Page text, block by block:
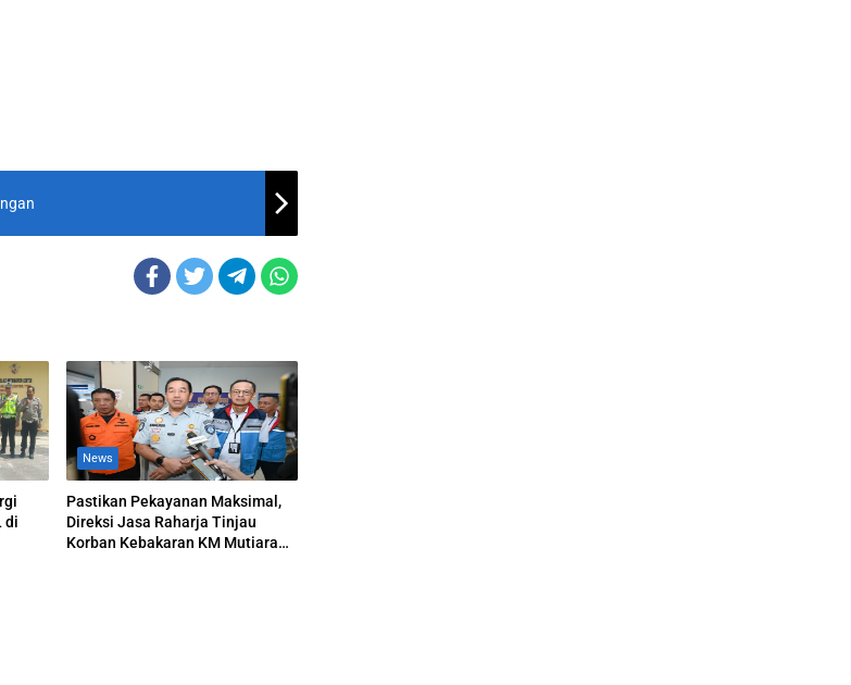
di
News
Pastikan Pekayanan Maksimal,
Direksi Jasa Raharja Tinjau
Korban Kebakaran KM Mutiara